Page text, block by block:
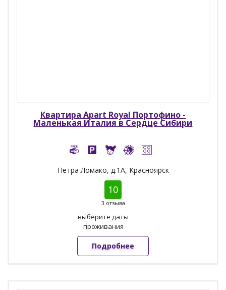
Квартира Apart Royal Портофино -
Маленькая Италия в Сердце Сибири
Петра Ломако, д.1А, Красноярск
10
3 отзыва
выберите даты
проживания
Подробнее